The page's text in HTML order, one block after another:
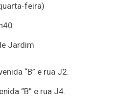
feira)
Jardim
“B” e rua J2.
“B” e rua J4.